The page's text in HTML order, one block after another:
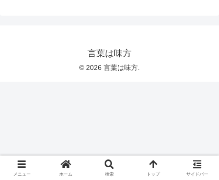
言葉は味方
© 2026 言葉は味方.
メニュー ホーム 検索 トップ サイドバー